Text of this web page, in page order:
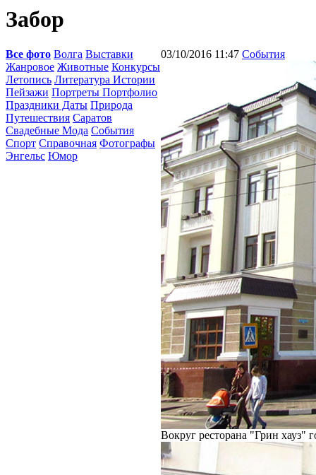
Забор
Все фото Волга Выставки
Жанровое Животные Конкурсы
Летопись Литература Истории
Пейзажи Портреты Портфолио
Праздники Даты Природа
Путешествия Саратов
Свадебные Мода События
Спорт Справочная Фотографы
Энгельс Юмор
03/10/2016 11:47 События
Вокруг ресторана "Грин хауз"